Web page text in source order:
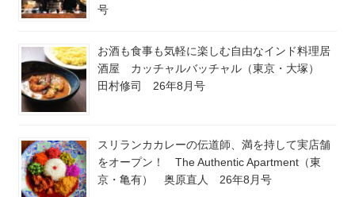
号
お酒も食事も気軽に楽しむ自由なインド料理居
酒屋 カッチャルバッチャル（東京・大塚）
田村修司 26年8月号
スリランカカレーの伝道師、満を持して実店舗
をオープン！ The Authentic Apartment（東
京・亀有） 奥原直人 26年8月号